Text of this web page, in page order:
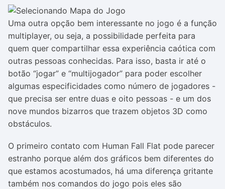
Uma outra opção bem interessante no jogo é a função
multiplayer, ou seja, a possibilidade perfeita para
quem quer compartilhar essa experiência caótica com
outras pessoas conhecidas. Para isso, basta ir até o
botão “jogar” e “multijogador” para poder escolher
algumas especificidades como número de jogadores -
que precisa ser entre duas e oito pessoas - e um dos
nove mundos bizarros que trazem objetos 3D como
obstáculos.
O primeiro contato com Human Fall Flat pode parecer
estranho porque além dos gráficos bem diferentes do
que estamos acostumados, há uma diferença gritante
também nos comandos do jogo pois eles são